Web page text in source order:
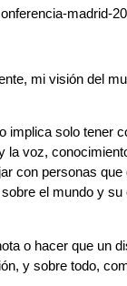
mi visión del
implica solo tener
la voz,
con personas
el mundo y
o hacer que un
y sobre todo,